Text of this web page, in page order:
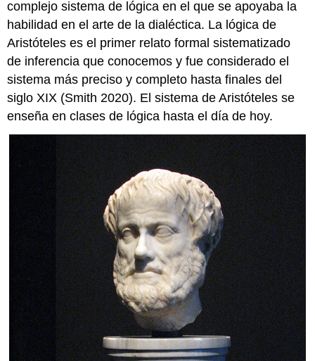
complejo sistema de lógica en el que se apoyaba la
habilidad en el arte de la dialéctica. La lógica de
Aristóteles es el primer relato formal sistematizado
de inferencia que conocemos y fue considerado el
sistema más preciso y completo hasta finales del
siglo XIX (Smith 2020). El sistema de Aristóteles se
enseña en clases de lógica hasta el día de hoy.